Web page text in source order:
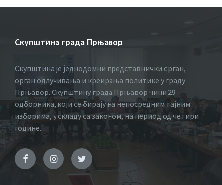
Скупштина града Прњавор
Скупштина је једнодомни представнички орган,
орган одлучивања и креирања политике у граду
Прњавор. Скупштину града Прњавор чини 29
одборника, који се бирају на непосредним тајним
изборима, у складу са законом, на период од четири
године.